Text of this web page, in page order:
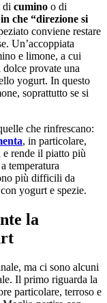
di cumino o di
in che “direzione si
conviene restare
Un’accoppiata
e limone, a cui
provate una
yogurt. In questo
soprattutto se si
che rinfrescano:
, in particolare,
e rende il piatto più
temperatura
più difficili da
yogurt e spezie.
la
ma ci sono alcuni
Il primo riguarda la
particolare, terroso e